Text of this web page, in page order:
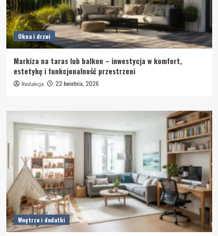
Okna i drzwi
Markiza na taras lub balkon – inwestycja w komfort,
estetykę i funkcjonalność przestrzeni
Redakcja 22 kwietnia, 2026
Wnętrze i dodatki